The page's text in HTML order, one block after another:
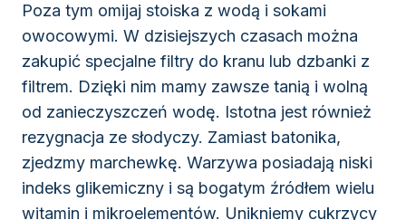
Poza tym omijaj stoiska z wodą i sokami
owocowymi. W dzisiejszych czasach można
zakupić specjalne filtry do kranu lub dzbanki z
filtrem. Dzięki nim mamy zawsze tanią i wolną
od zanieczyszczeń wodę. Istotna jest również
rezygnacja ze słodyczy. Zamiast batonika,
zjedzmy marchewkę. Warzywa posiadają niski
indeks glikemiczny i są bogatym źródłem wielu
witamin i mikroelementów. Unikniemy cukrzycy